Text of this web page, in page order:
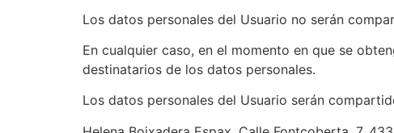
Los datos personales del Usuario no serán
En cualquier caso, en el momento en que se
destinatarios de los datos personales.
Los datos personales del Usuario serán